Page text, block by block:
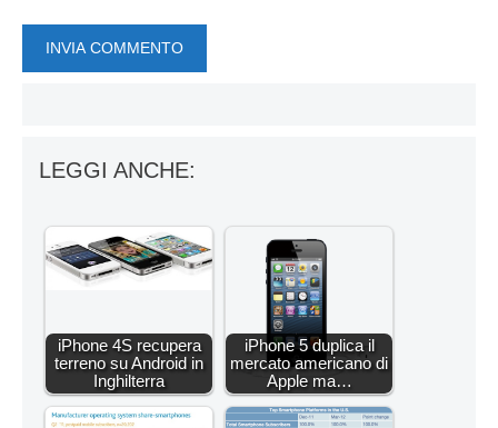
LEGGI ANCHE:
iPhone 4S recupera
terreno su Android in
Inghilterra
iPhone 5 duplica il
mercato americano di
Apple ma…